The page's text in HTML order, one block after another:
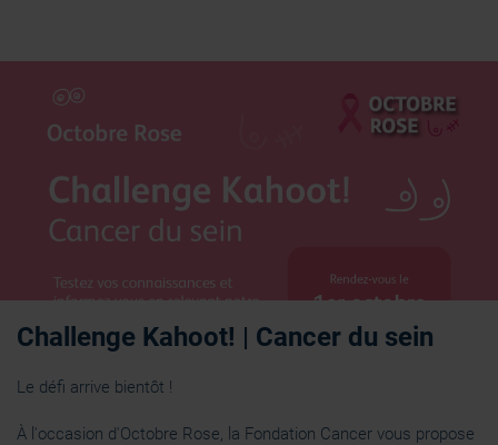
Challenge Kahoot! | Cancer du sein
Le défi arrive bientôt !
À l'occasion d'Octobre Rose, la Fondation Cancer vous propose